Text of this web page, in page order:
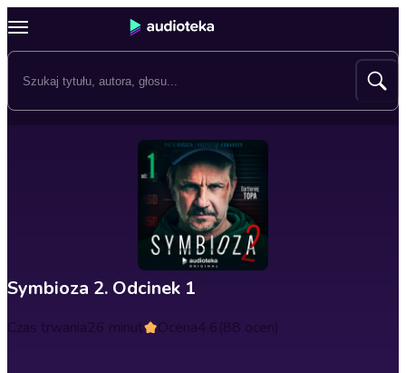
Symbioza 2. Odcinek 1
Czas trwania26 minut Ocena4.6(88 ocen)